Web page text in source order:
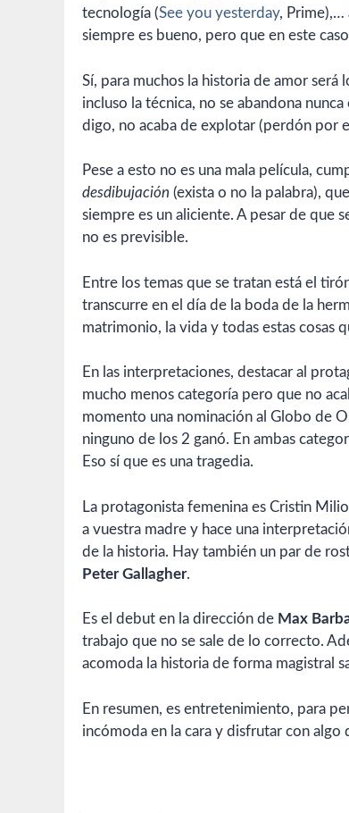
tecnología (See you yesterday, Prime),…
siempre es bueno, pero que en este
Sí, para muchos la historia de amor
incluso la técnica, no se abandona
digo, no acaba de explotar (perdón por
Pese a esto no es una mala película,
desdibujación (exista o no la palabra),
siempre es un aliciente. A pesar de que
no es previsible.
Entre los temas que se tratan está el
transcurre en el día de la boda de la
matrimonio, la vida y todas estas cosas
En las interpretaciones, destacar al
mucho menos categoría pero que no
momento una nominación al Globo de
ninguno de los 2 ganó. En ambas
Eso sí que es una tragedia.
La protagonista femenina es Cristin
a vuestra madre y hace una
de la historia. Hay también un par de
Peter Gallagher.
Es el debut en la dirección de Max
trabajo que no se sale de lo correcto.
acomoda la historia de forma magistral
En resumen, es entretenimiento, para
incómoda en la cara y disfrutar con algo